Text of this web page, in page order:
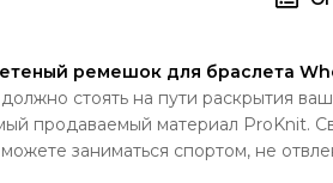
ремешок для браслета
стоять на пути раскрытия
продаваемый материал ProKnit.
заниматься спортом, не